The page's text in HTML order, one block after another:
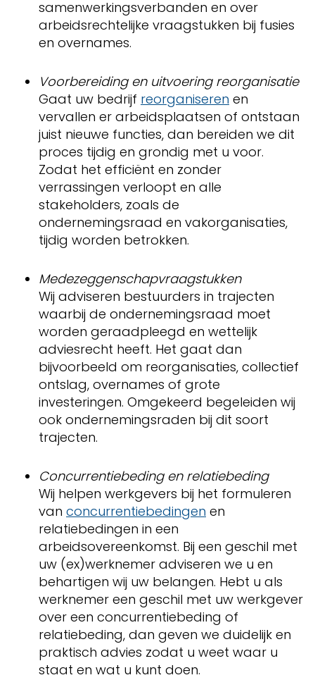
samenwerkingsverbanden en over
arbeidsrechtelijke vraagstukken bij fusies
en overnames.
Voorbereiding en uitvoering reorganisatie
Gaat uw bedrijf reorganiseren en
vervallen er arbeidsplaatsen of ontstaan
juist nieuwe functies, dan bereiden we dit
proces tijdig en grondig met u voor.
Zodat het efficiënt en zonder
verrassingen verloopt en alle
stakeholders, zoals de
ondernemingsraad en vakorganisaties,
tijdig worden betrokken.
Medezeggenschapvraagstukken
Wij adviseren bestuurders in trajecten
waarbij de ondernemingsraad moet
worden geraadpleegd en wettelijk
adviesrecht heeft. Het gaat dan
bijvoorbeeld om reorganisaties, collectief
ontslag, overnames of grote
investeringen. Omgekeerd begeleiden wij
ook ondernemingsraden bij dit soort
trajecten.
Concurrentiebeding en relatiebeding
Wij helpen werkgevers bij het formuleren
van concurrentiebedingen en
relatiebedingen in een
arbeidsovereenkomst. Bij een geschil met
uw (ex)werknemer adviseren we u en
behartigen wij uw belangen. Hebt u als
werknemer een geschil met uw werkgever
over een concurrentiebeding of
relatiebeding, dan geven we duidelijk en
praktisch advies zodat u weet waar u
staat en wat u kunt doen.